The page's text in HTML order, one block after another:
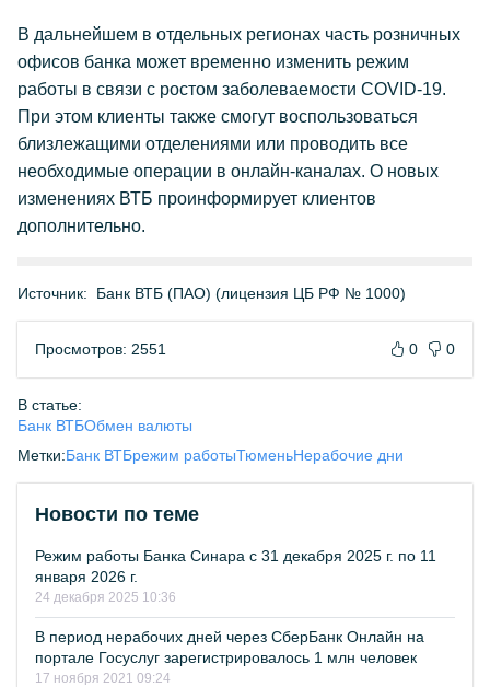
В дальнейшем в отдельных регионах часть розничных
офисов банка может временно изменить режим
работы в связи с ростом заболеваемости COVID-19.
При этом клиенты также смогут воспользоваться
близлежащими отделениями или проводить все
необходимые операции в онлайн-каналах. О новых
изменениях ВТБ проинформирует клиентов
дополнительно.
Источник: Банк ВТБ (ПАО) (лицензия ЦБ РФ № 1000)
Просмотров: 2551 0 0
В статье:
Банк ВТБОбмен валюты
Метки:Банк ВТБрежим работыТюменьНерабочие дни
Новости по теме
Режим работы Банка Синара с 31 декабря 2025 г. по 11
января 2026 г.
24 декабря 2025 10:36
В период нерабочих дней через СберБанк Онлайн на
портале Госуслуг зарегистрировалось 1 млн человек
17 ноября 2021 09:24